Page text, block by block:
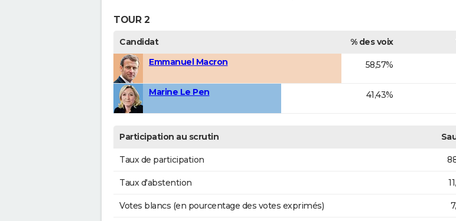
TOUR 2
Candidat % des voix
Emmanuel Macron
58,57%
Marine Le Pen 41,43%
Participation au scrutin
Taux de participation
Taux d'abstention
Votes blancs (en pourcentage des votes exprimés)